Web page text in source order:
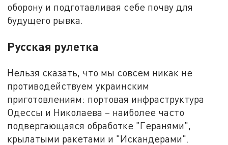
оборону и подготавливая себе почву для
будущего рывка.
Русская рулетка
Нельзя сказать, что мы совсем никак не
противодействуем украинским
приготовлениям: портовая инфраструктура
Одессы и Николаева – наиболее часто
подвергающаяся обработке "Геранями",
крылатыми ракетами и "Искандерами".